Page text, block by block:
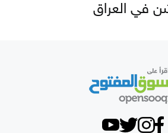
في العراق